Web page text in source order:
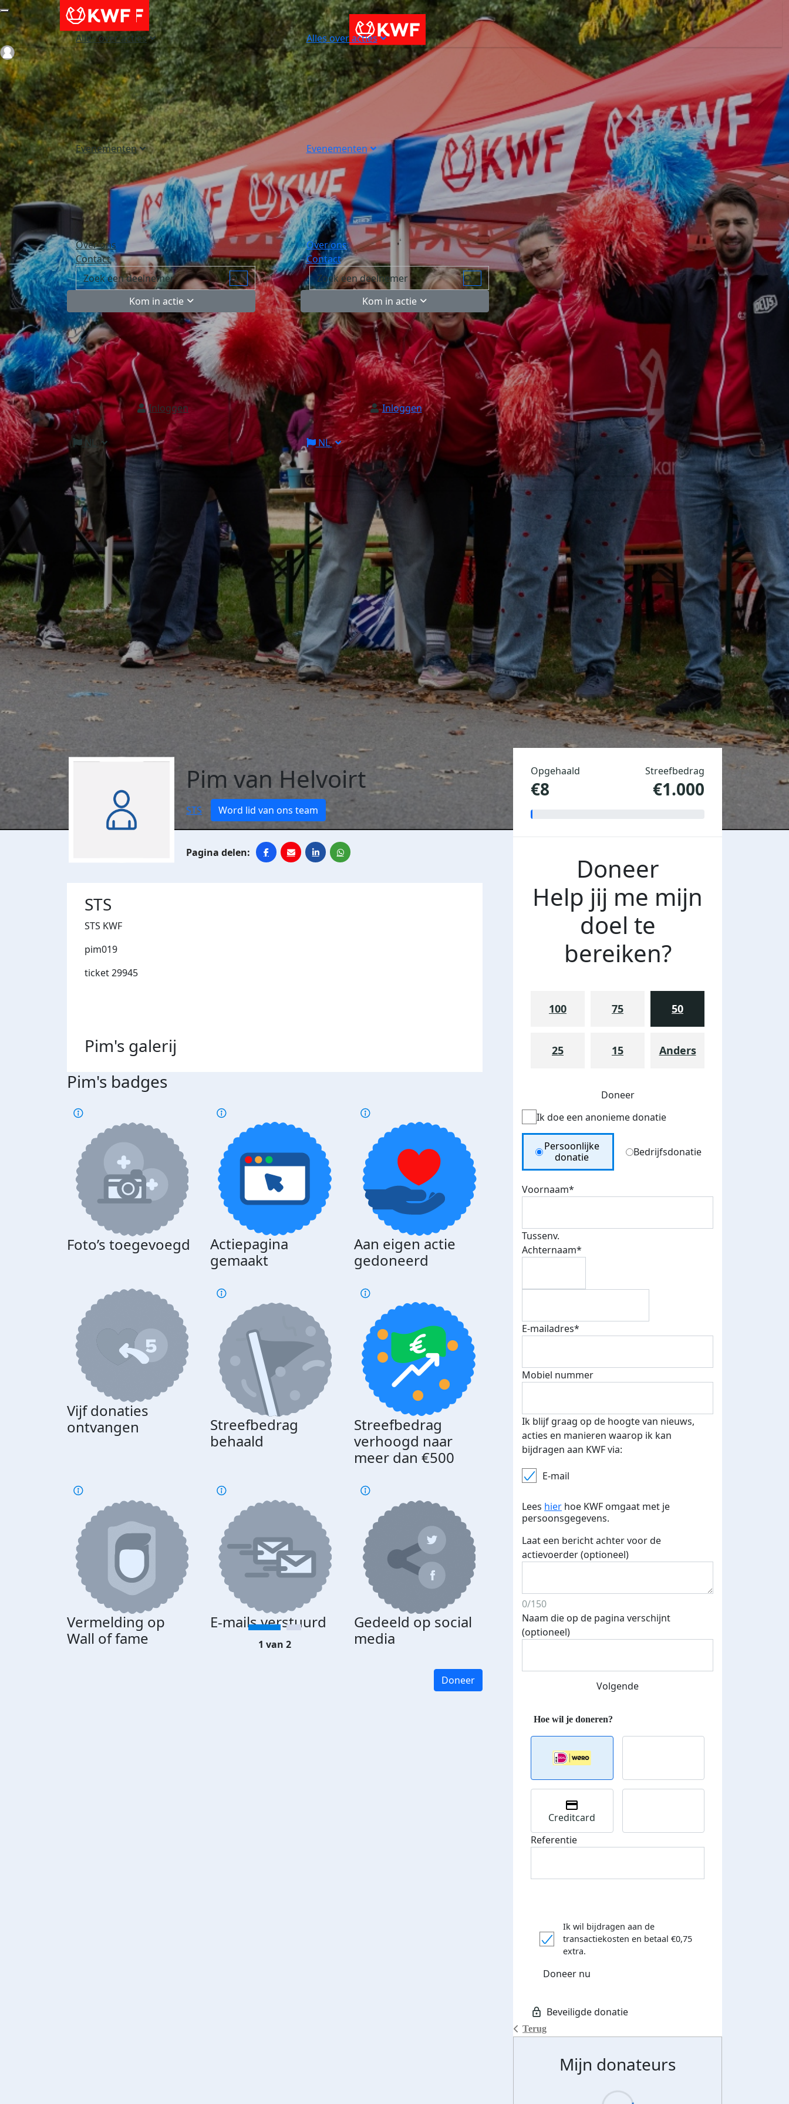
Alles over acties
Evenementen
Over ons
Contact
Kom in actie
Inloggen
NL
Alles over acties
Evenementen
Over ons
Contact
Kom in actie
Inloggen
NL
Login
Pim van Helvoirt
STS Word lid van ons team
STS
STS KWF
pim019
ticket 29945
Pim's galerij
Pim's badges
Foto’s toegevoegd
Actiepagina
gemaakt
Aan eigen actie
gedoneerd
Vijf donaties
ontvangen
Streefbedrag
behaald
Streefbedrag
verhoogd naar
meer dan €500
Vermelding op
Wall of fame
E-mails verstuurd
Gedeeld op social
media
Donateurs
bedankt
1 van 2
Doneer
Opgehaald
€8
Streefbedrag
€1.000
Doneer
Help jij me mijn
doel te
bereiken?
100 75 50
25 15 Anders
Doneer
Ik doe een anonieme donatie
Donation Type
Persoonlijke
donatie
Bedrijfsdonatie
Voornaam*
Tussenv.
Achternaam*
E-mailadres*
Mobiel nummer
Ik blijf graag op de hoogte van nieuws,
acties en manieren waarop ik kan
bijdragen aan KWF via:
E-mail
Lees hier hoe KWF omgaat met je
persoonsgegevens.
Laat een bericht achter voor de
actievoerder (optioneel)
0/150
Naam die op de pagina verschijnt
(optioneel)
Volgende
Terug
Creditcard
Referentie
Ik wil bijdragen aan de
transactiekosten en betaal €0,75
extra.
Doneer nu
Mijn donateurs